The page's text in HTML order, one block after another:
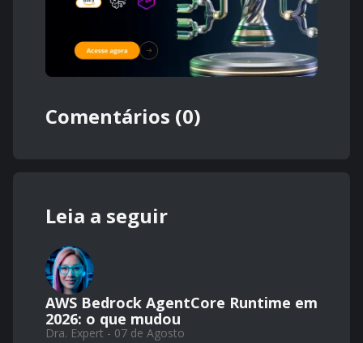
Comentários (0)
Leia a seguir
AWS Bedrock AgentCore Runtime em
2026: o que mudou
Dra. Expert - 07 de Agosto